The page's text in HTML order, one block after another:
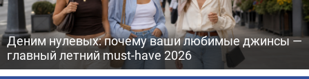
Деним нулевых: почему ваши любимые джинсы —
главный летний must-have 2026